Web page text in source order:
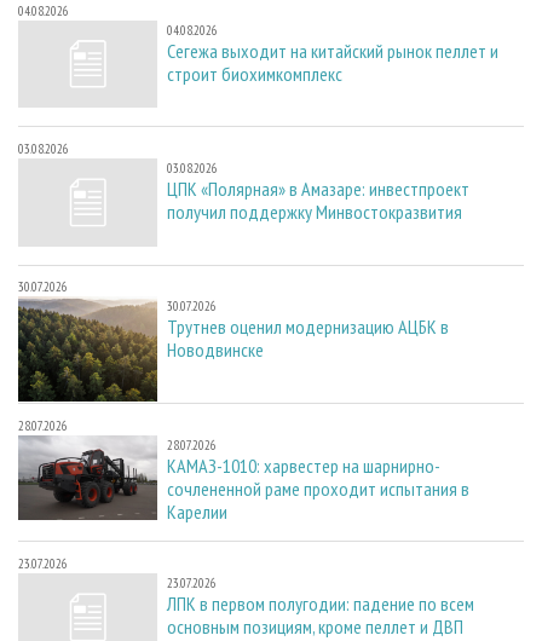
04.08.2026
04.08.2026
Сегежа выходит на китайский рынок пеллет и
строит биохимкомплекс
03.08.2026
03.08.2026
ЦПК «Полярная» в Амазаре: инвестпроект
получил поддержку Минвостокразвития
30.07.2026
30.07.2026
Трутнев оценил модернизацию АЦБК в
Новодвинске
28.07.2026
28.07.2026
КАМАЗ-1010: харвестер на шарнирно-
сочлененной раме проходит испытания в
Карелии
23.07.2026
23.07.2026
ЛПК в первом полугодии: падение по всем
основным позициям, кроме пеллет и ДВП